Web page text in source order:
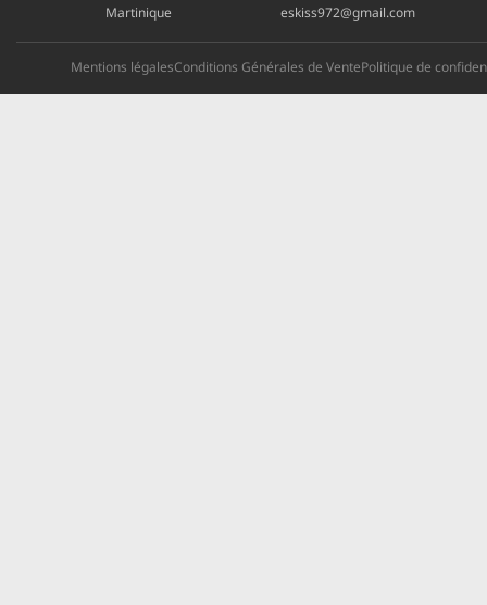
Martinique
eskiss972@gmail.com
Mentions légalesConditions Générales de VentePolitique de